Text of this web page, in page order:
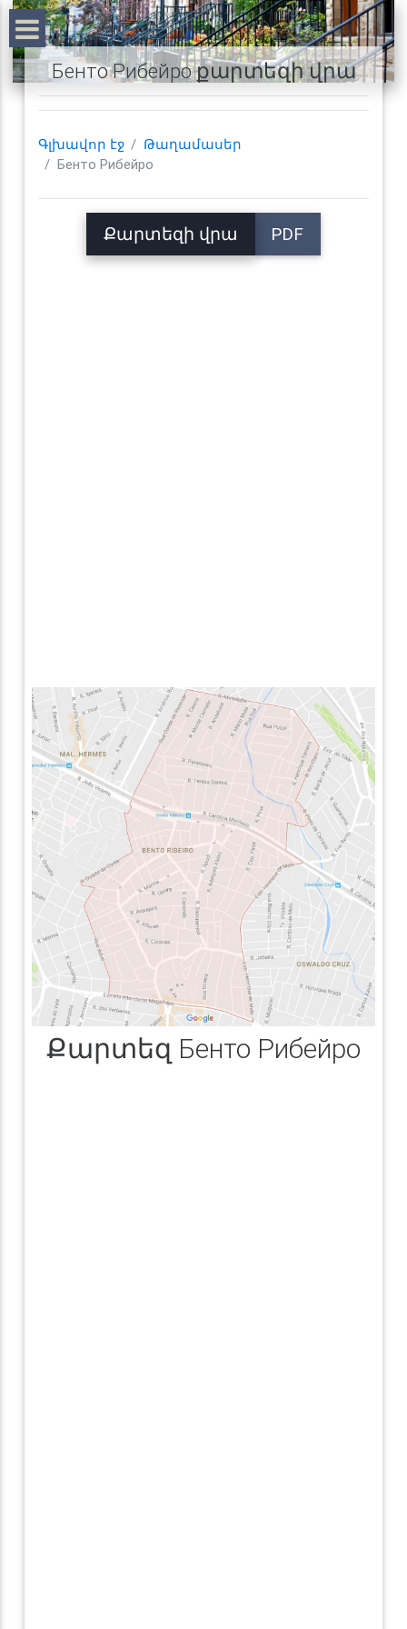
Бенто Рибейро քարտեզի վրա
Գլխավոր էջ
Թաղամասեր
Бенто Рибейро
Քարտեզի վրա PDF
Քարտեզ Бенто Рибейро